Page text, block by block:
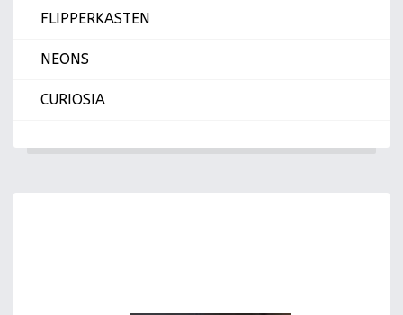
FLIPPERKASTEN
NEONS
CURIOSIA